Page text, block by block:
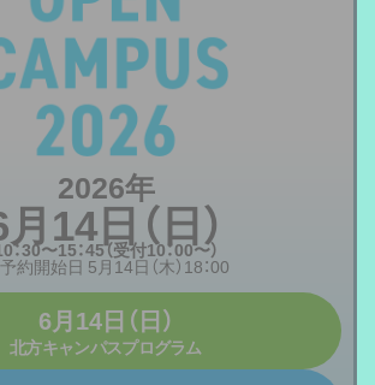
2026年
14日（日）
：30〜15：45（受付10：00〜）
約開始日 5月14日（木）18：00
6月14日（日）
北方キャンパスプログラム